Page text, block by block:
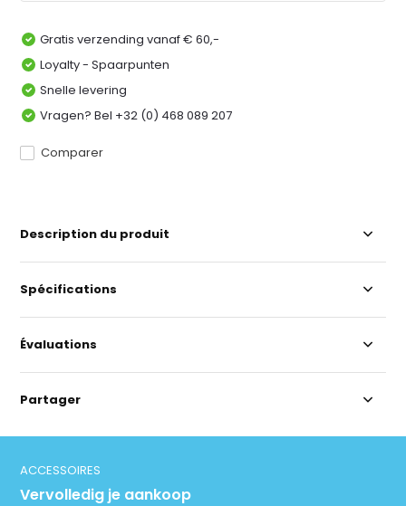
Gratis verzending vanaf € 60,-
Loyalty - Spaarpunten
Snelle levering
Vragen? Bel +32 (0) 468 089 207
Comparer
Description du produit
Spécifications
Évaluations
Partager
ACCESSOIRES
Vervolledig je aankoop